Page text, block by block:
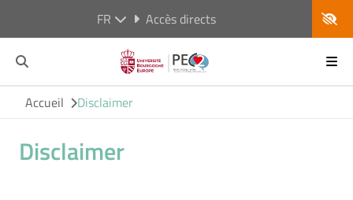
FR Accès directs
Accueil Disclaimer
Disclaimer